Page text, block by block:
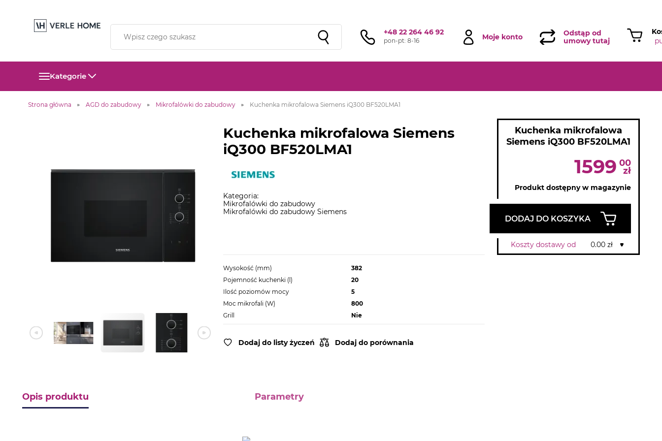
+48 22 264 46 92
pon-pt: 8-16 Moje konto
Odstąp od
umowy tutaj
Kategorie
Strona główna AGD do zabudowy Mikrofalówki do zabudowy Kuchenka mikrofalowa Siemens iQ300 BF520LMA1
Kuchenka mikrofalowa Siemens
iQ300 BF520LMA1
Kategoria:
Mikrofalówki do zabudowy
Mikrofalówki do zabudowy Siemens
Wysokość (mm)
382
Pojemność kuchenki (l)
20
Ilość poziomów mocy
5
Moc mikrofali (W)
800
Grill
Nie
Dodaj do listy życzeń Dodaj do porównania
Kuchenka mikrofalowa
Siemens iQ300 BF520LMA1
1599 00
zł
Produkt dostępny w magazynie
DODAJ DO KOSZYKA
Koszty dostawy od 0.00 zł
Opis produktu Parametry